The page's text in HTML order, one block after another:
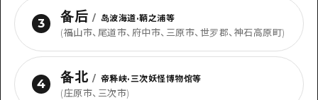
3 备后 / 岛波海道·鞆之浦等
(福山市、尾道市、府中市、三原市、世罗郡、神石高原町)
4 备北 / 帝释峡·三次妖怪博物馆等
(庄原市、三次市)